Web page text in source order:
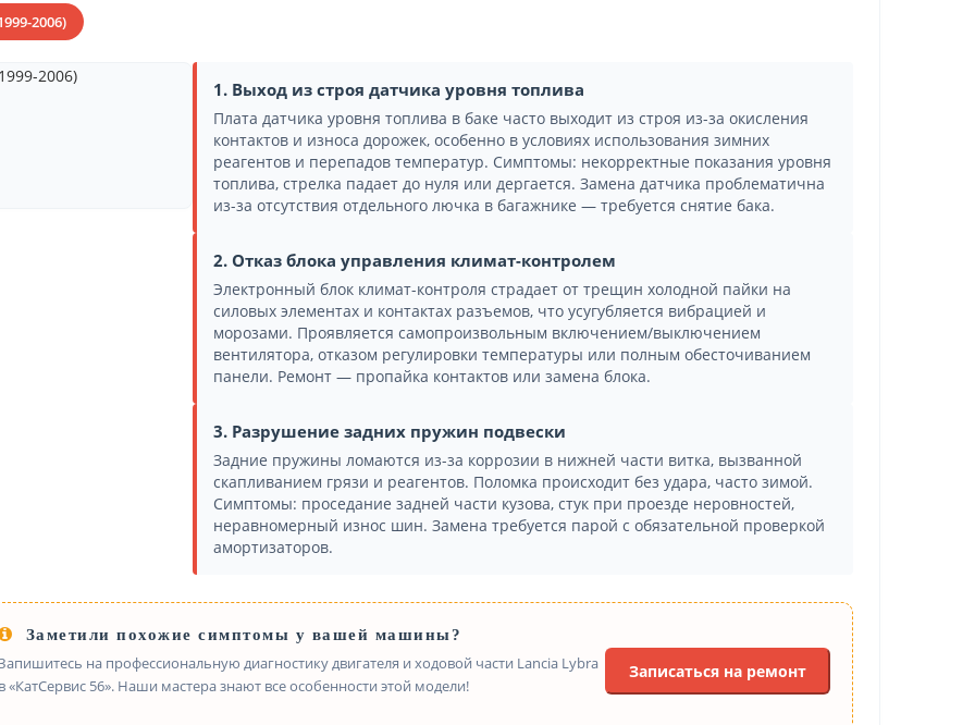
2006)
1. Выход из строя датчика уровня топлива
Плата датчика уровня топлива в баке часто выходит из строя из-за окисления
контактов и износа дорожек, особенно в условиях использования зимних
реагентов и перепадов температур. Симптомы: некорректные показания уровня
топлива, стрелка падает до нуля или дергается. Замена датчика проблематична
из-за отсутствия отдельного лючка в багажнике — требуется снятие бака.
2. Отказ блока управления климат-контролем
Электронный блок климат-контроля страдает от трещин холодной пайки на
силовых элементах и контактах разъемов, что усугубляется вибрацией и
морозами. Проявляется самопроизвольным включением/выключением
вентилятора, отказом регулировки температуры или полным обесточиванием
панели. Ремонт — пропайка контактов или замена блока.
3. Разрушение задних пружин подвески
Задние пружины ломаются из-за коррозии в нижней части витка, вызванной
скапливанием грязи и реагентов. Поломка происходит без удара, часто зимой.
Симптомы: проседание задней части кузова, стук при проезде неровностей,
неравномерный износ шин. Замена требуется парой с обязательной проверкой
амортизаторов.
Заметили похожие симптомы у вашей машины?
на профессиональную диагностику двигателя и ходовой части Lancia Lybra
«КатСервис 56». Наши мастера знают все особенности этой модели!
Записаться на ремонт